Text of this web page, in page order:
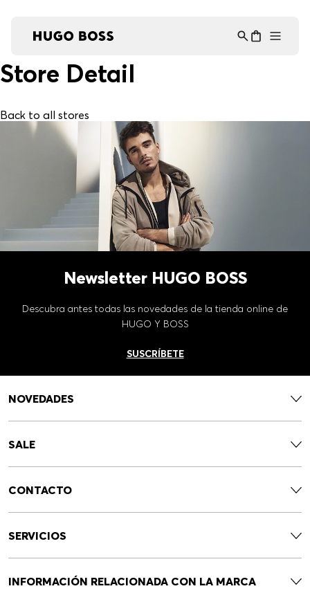
Store Detail
Back to all stores
Newsletter HUGO BOSS
Descubra antes todas las novedades de la tienda online de
HUGO Y BOSS
SUSCRÍBETE
NOVEDADES
SALE
CONTACTO
SERVICIOS
INFORMACIÓN RELACIONADA CON LA MARCA
Asistente Virtual
en línea ⋮